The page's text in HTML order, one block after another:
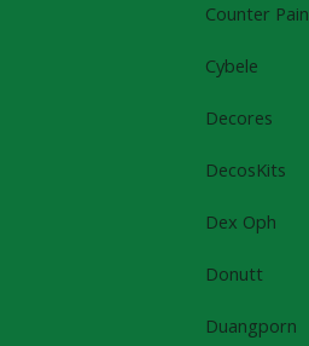
Counter Pain
Cybele
Decores
DecosKits
Dex Oph
Donutt
Duangporn